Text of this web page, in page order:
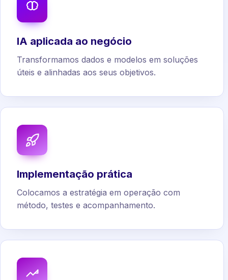
IA aplicada ao negócio
Transformamos dados e modelos em soluções
úteis e alinhadas aos seus objetivos.
Implementação prática
Colocamos a estratégia em operação com
método, testes e acompanhamento.